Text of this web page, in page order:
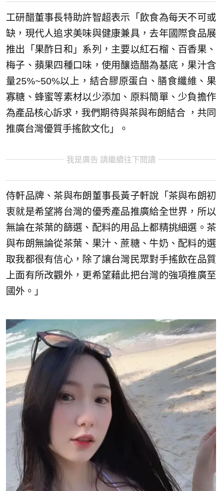
工研醋董事長特助許智超表示「飲食為每天不可或
缺，現代人追求美味與健康兼具，去年國際食品展
推出「果酢日和」系列，主要以紅石榴、百香果、
梅子、蘋果四種口味，使用釀造醋為基底，果汁含
量25%~50%以上，結合膠原蛋白、膳食纖維、果
寡糖、蜂蜜等素材以少添加、原料簡單、少負擔作
為產品核心訴求，我們期待與茶與布朗結合 ，共同
推廣台灣優質手搖飲文化」。
我是廣告 請繼續往下閱讀
侍軒品牌、茶與布朗董事長黃子軒說「茶與布朗初
衷就是希望將台灣的優秀產品推廣給全世界，所以
無論在茶葉的篩選、配料的用品上都精挑細選。茶
與布朗無論從茶葉、果汁、蔗糖、牛奶、配料的選
取我都很有信心，除了讓台灣民眾對手搖飲在品質
上面有所改觀外，更希望藉此把台灣的強項推廣至
國外。」